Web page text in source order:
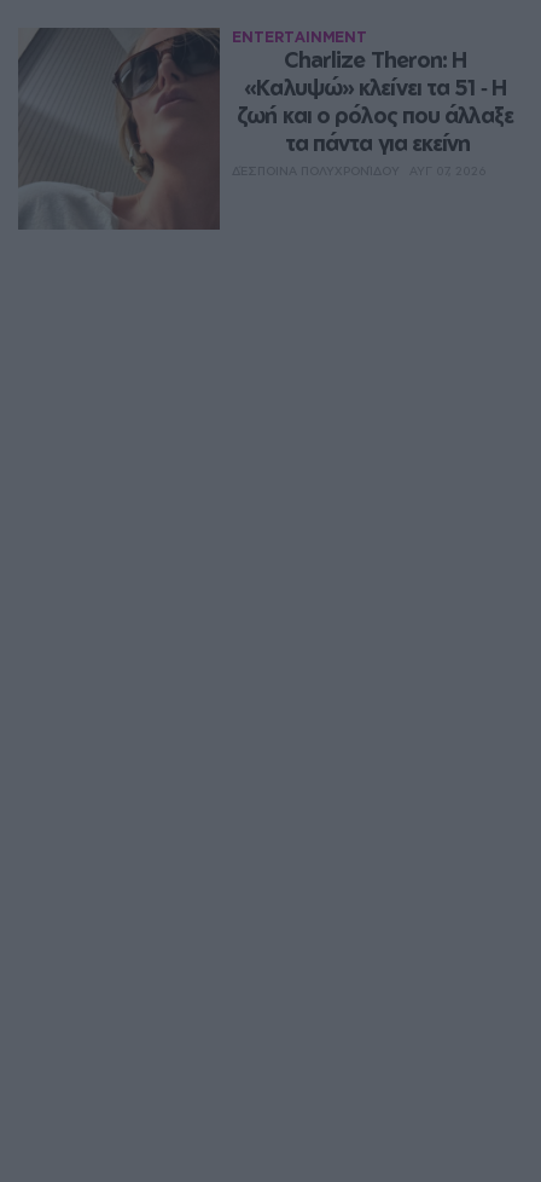
ENTERTAINMENT
Charlize Theron: Η
«Καλυψώ» κλείνει τα 51 ‑ H
ζωή και ο ρόλος που άλλαξε
τα πάντα για εκείνη